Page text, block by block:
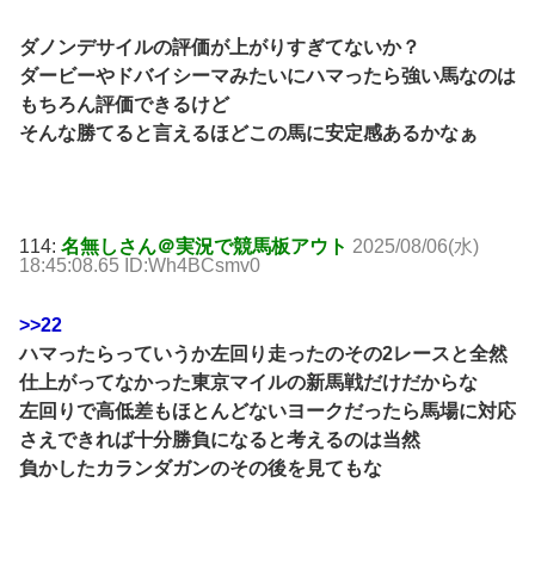
ダノンデサイルの評価が上がりすぎてないか？
ダービーやドバイシーマみたいにハマったら強い馬なのは
もちろん評価できるけど
そんな勝てると言えるほどこの馬に安定感あるかなぁ
114: 名無しさん＠実況で競馬板アウト 2025/08/06(水)
18:45:08.65 ID:Wh4BCsmv0
>>22
ハマったらっていうか左回り走ったのその2レースと全然
仕上がってなかった東京マイルの新馬戦だけだからな
左回りで高低差もほとんどないヨークだったら馬場に対応
さえできれば十分勝負になると考えるのは当然
負かしたカランダガンのその後を見てもな